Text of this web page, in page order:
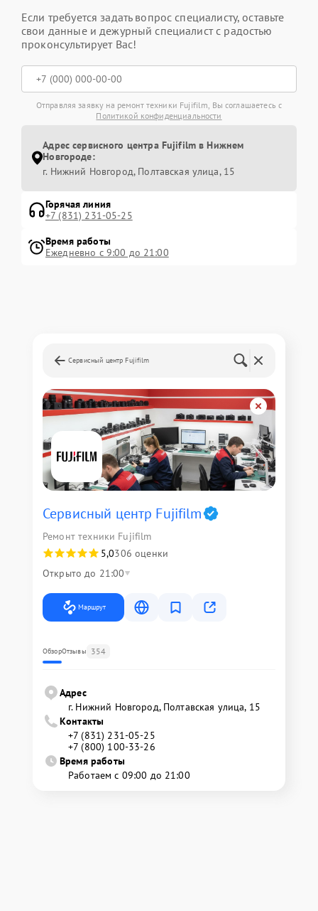
Если требуется задать вопрос специалисту, оставьте
свои данные и дежурный специалист с радостью
проконсультирует Вас!
Отправляя заявку на ремонт техники Fujifilm, Вы соглашаетесь с
Политикой конфиденциальности
Адрес сервисного центра Fujifilm в Нижнем
Новгороде:
г. Нижний Новгород, Полтавская улица, 15
Горячая линия
+7 (831) 231-05-25
Время работы
Ежедневно с 9:00 до 21:00
Сервисный центр Fujifilm
Сервисный центр Fujifilm
Ремонт техники Fujifilm
5,0306 оценки
Открыто до 21:00
Маршрут
ОбзорОтзывы 354
Адрес
г. Нижний Новгород, Полтавская улица, 15
Контакты
+7 (831) 231-05-25
+7 (800) 100-33-26
Время работы
Работаем с 09:00 до 21:00